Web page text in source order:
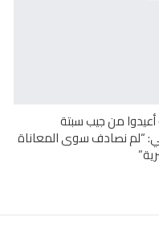
أعيدوا من جيب سبتة
“لم نصادف سوى المعاناة